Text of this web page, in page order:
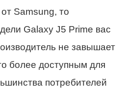
Samsung, то
Galaxy J5 Prime вас
не завышает
более доступным для
потребителей